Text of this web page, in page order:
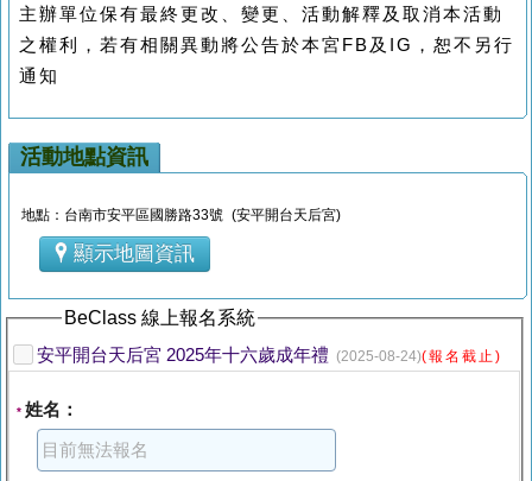
主辦單位保有最終更改、變更、活動解釋及取消本活動
之權利，若有相關異動將公告於本宮FB及IG，恕不另行
通知
活動地點資訊
地點：台南市安平區國勝路33號 (安平開台天后宮)
顯示地圖資訊
BeClass 線上報名系統
安平開台天后宮 2025年十六歲成年禮 (2025-08-24)(報名截止)
* 姓名：